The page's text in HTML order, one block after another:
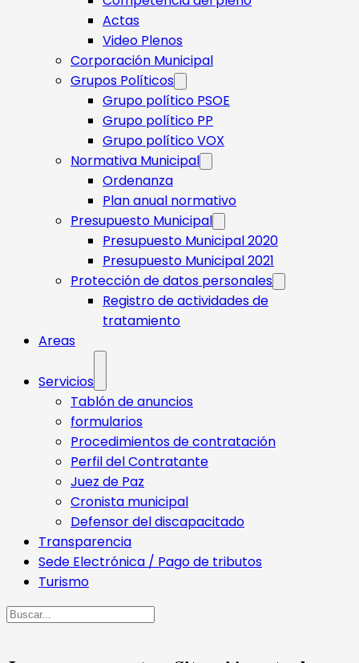
Actas
Video Plenos
Corporación Municipal
Grupos Políticos
Grupo político PSOE
Grupo político PP
Grupo político VOX
Normativa Municipal
Ordenanza
Plan anual normativo
Presupuesto Municipal
Presupuesto Municipal 2020
Presupuesto Municipal 2021
Protección de datos personales
Registro de actividades de
tratamiento
Areas
Servicios
Tablón de anuncios
formularios
Procedimientos de contratación
Perfil del Contratante
Juez de Paz
Cronista municipal
Defensor del discapacitado
Transparencia
Sede Electrónica / Pago de tributos
Turismo
Buscar